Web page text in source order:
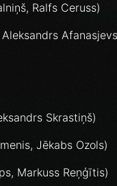
Ralfs Ceruss)
Skrastiņš)
Jēkabs Ozols)
Markuss Reņģītis)